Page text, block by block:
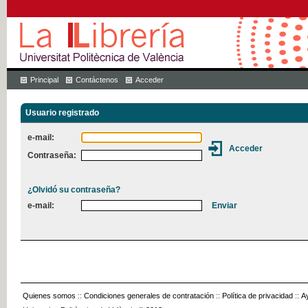
Principal Contáctenos Acceder
Usuario registrado
e-mail:
Contraseña:
¿Olvidó su contraseña?
e-mail:
Quienes somos :: Condiciones generales de contratación :: Política de privacidad ::